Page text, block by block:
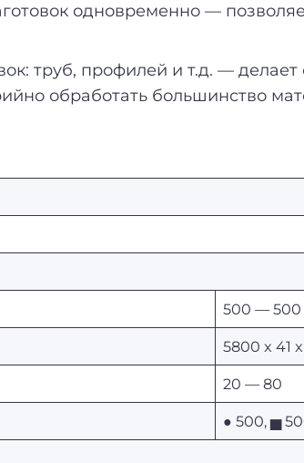
одновременно —
труб, профилей и т.д. —
обработать большинство
500 — 500
5800 x 41 x
20 — 80
● 500, ▅